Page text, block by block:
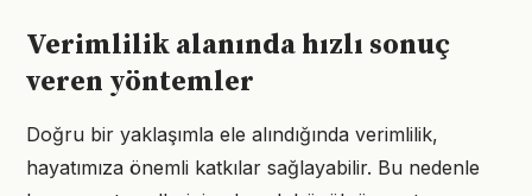
Verimlilik alanında hızlı sonuç
veren yöntemler
Doğru bir yaklaşımla ele alındığında verimlilik,
hayatımıza önemli katkılar sağlayabilir. Bu nedenle